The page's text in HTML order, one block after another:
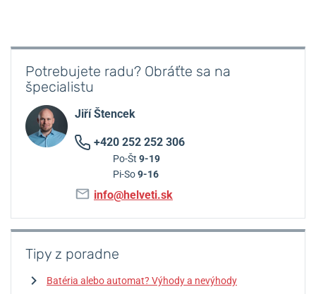
Potrebujete radu? Obráťte sa na
špecialistu
Jiří Štencek
+420 252 252 306
Po-Št 9-19
Pi-So9-16
info@helveti.sk
Tipy z poradne
Batéria alebo automat? Výhody a nevýhody